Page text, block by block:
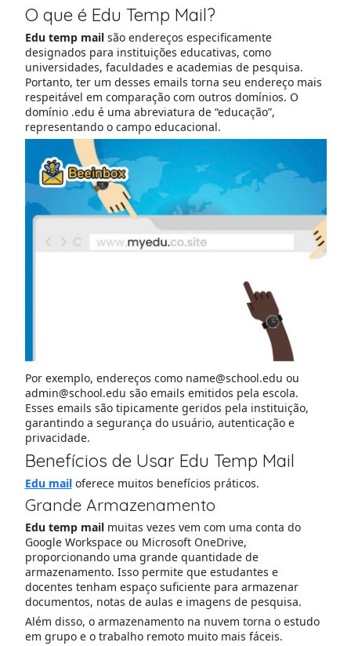
O que é Edu Temp Mail?
Edu temp mailsão endereços especificamente
designados para instituições educativas, como
universidades, faculdades e academias de pesquisa.
Portanto, ter um desses emails torna seu endereço mais
respeitável em comparação com outros domínios. O
domínio .edu é uma abreviatura de “educação”,
representando o campo educacional.
Por exemplo, endereços como name@school.edu ou
admin@school.edu são emails emitidos pela escola.
Esses emails são tipicamente geridos pela instituição,
garantindo a segurança do usuário, autenticação e
privacidade.
Benefícios de Usar Edu Temp Mail
Edu mailoferece muitos benefícios práticos.
Grande Armazenamento
Edu temp mailmuitas vezes vem com uma conta do
Google Workspace ou Microsoft OneDrive,
proporcionando uma grande quantidade de
armazenamento. Isso permite que estudantes e
docentes tenham espaço suficiente para armazenar
documentos, notas de aulas e imagens de pesquisa.
Além disso, o armazenamento na nuvem torna o estudo
em grupo e o trabalho remoto muito mais fáceis.